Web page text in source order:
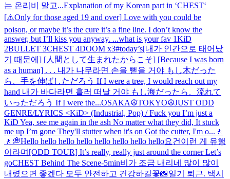
는 온리비 말고...Explanation of my Korean part in ‘CHEST‘
[⚠️Only for those aged 19 and over] Love with you could be
poison, or maybe it’s the cure it’s a fine line. I don’t know the
answer, but I’ll kiss you anyway. ...what is your fav 1KiD
2BULLET 3CHEST 4DOOM x3#today’s[내가 인간으로 태어났
기 때문에] [人間として生まれたからこそ] [Because I was born
as a human] . . . 내가 나무라면 손을 뻗을 거야 もし木だった
ら、手を伸ばしただろう If I were a tree, I would reach out my
hand 내가 바다라면 흘러 떠날 거야 もし海だったら、流れて
いっただろう If I were the...OSAKA☮️TOKYO☮️JUST ODD
GENRE/LYRICS <KiD> (Industrial, Pop) / Fuck you I’m just a
KiD Yea, see me again in the ash No matter what they did, It stuck
me up I’m gone They'll stutter when it's on Got the cutter, I'm o... 🚶
🚶💭Hello hello hello hello hello hello hello hello요건 이런 게 유행
이라며 [ODD TOUR] It’s really, really just around the corner Let’s
goCHEST Behind The Scene-5min비가 조금 내리네 많이 많이
내렸으면 좋겠다 모두 안전하고 건강하길꽃📸일기 퇴근. 택시